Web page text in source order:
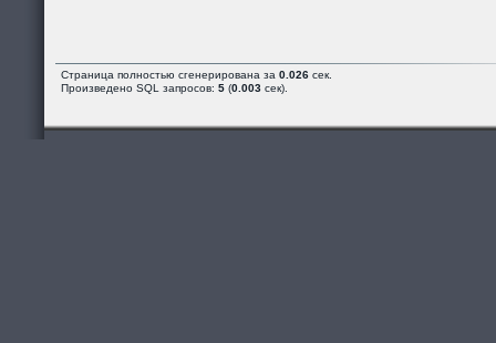
Страница полностью сгенерирована за 0.026 сек.
Произведено SQL запросов: 5 (0.003 сек).